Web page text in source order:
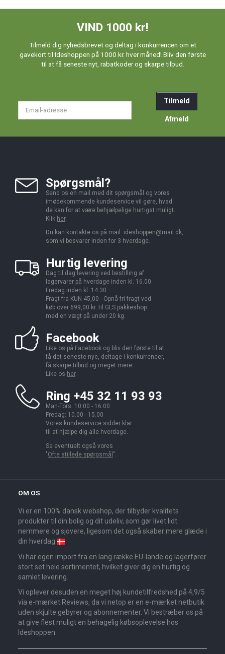
VIND 1000 kr!
Tilmeld dig nyhedsbrevet og deltag i konkurrencen om et
gavekort til Ideshoppen på 1000 kr. hver måned! Bliv den første
til at få seneste nyt, rabatkoder og skarpe tilbud.
Tilmeld
Afmeld
Spørgsmål?
Send os en mail med dit spørgsmål og vores
imødekommende kundeservice vil gøre, hvad
de kan for at være behjælpelige hurtigst muligt.
Klik her.
Du kan kontakte os på mail: ideshoppen@mail.dk,
som vi besvarer inden for 3 hverdage.
Hurtig levering
Dag til dag levering ved bestilling af
lagervarer på hverdage inden kl. 16.00.
Fredag inden kl. 14.30.
Fragt fra KUN 45,00 - Opnå fri fragt ved
køb over 699,00 kr. til GLS pakkeshop
med en vægt på under 20 kg.
Facebook
Like os på Facebook og bliv den første til at
få det seneste nye, deltage i konkurrencer,
få skarpe tilbud og meget mere.
Like os her.
Ring +45 32 11 93 93
Man-Tors: 10.00 - 16.00
Fredag: 10.00 - 15.00
Vores kundeservice sidder klar
til at hjælpe dig alle hverdage.
Se eventuelt også vores
"Ofte stillede spørgsmål ".
OM OS
Vi er en 100% dansk webshop, der tilbyder kvalitets
produkter til din bolig og dit udeliv, som gør livet lidt
nemmere og sjovere, ligesom det også skaber mere glæde i
din hverdag
Vi har egen import fra en lang række EU-lande og lagerfører
stort set hele sortimentet, hvilket giver dig en hurtig og
samlet levering.
Vi oplever desuden en meget høj kundetilfredshed på 4,9/5
via e-mærket Reviews, da vi netop er en e-mærket netbutik
uden skjulte gebyrer og abonnementer. Vi bestræber os på
at give flest muligt en behagelig købsoplevelse hos
Ideshoppen.